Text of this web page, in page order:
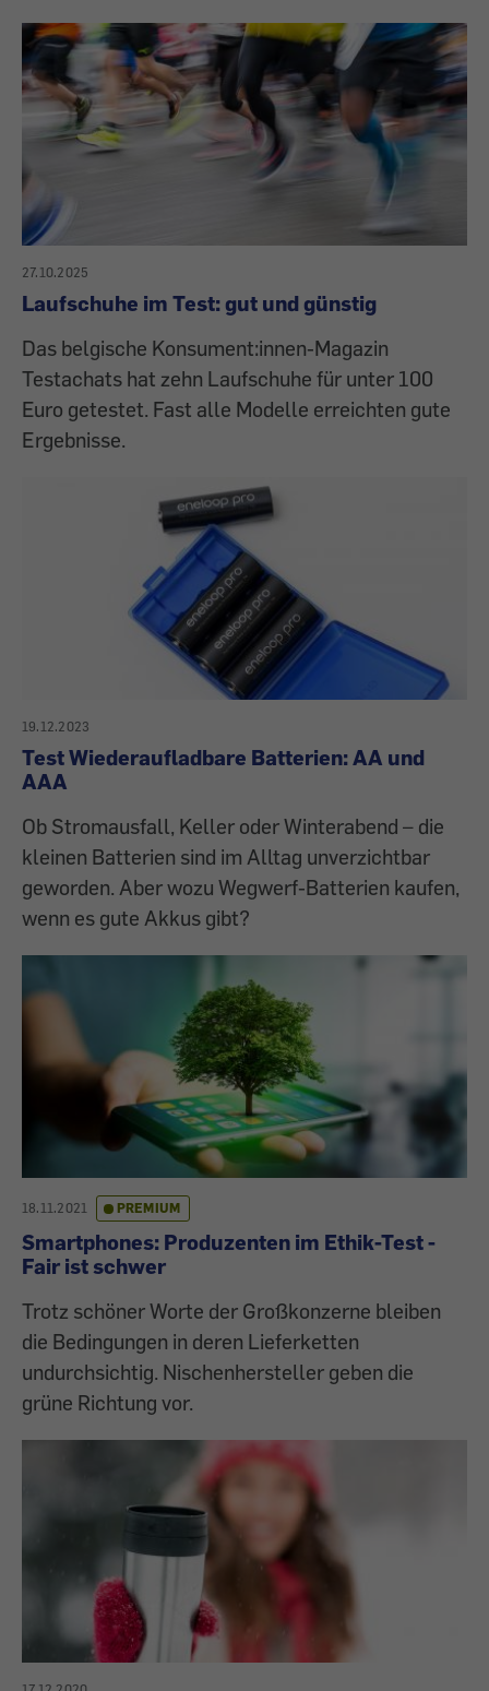
27.10.2025
Laufschuhe im Test: gut und günstig
Das belgische Konsument:innen-Magazin
Testachats hat zehn Laufschuhe für unter 100
Euro getestet. Fast alle Modelle erreichten gute
Ergebnisse.
19.12.2023
Test Wiederaufladbare Batterien: AA und
AAA
Ob Stromausfall, Keller oder Winterabend – die
kleinen Batterien sind im Alltag unverzichtbar
geworden. Aber wozu Wegwerf-Batterien kaufen,
wenn es gute Akkus gibt?
18.11.2021 PREMIUM
Smartphones: Produzenten im Ethik-Test -
Fair ist schwer
Trotz schöner Worte der Großkonzerne bleiben
die Bedingungen in deren Lieferketten
undurchsichtig. Nischenhersteller geben die
grüne Richtung vor.